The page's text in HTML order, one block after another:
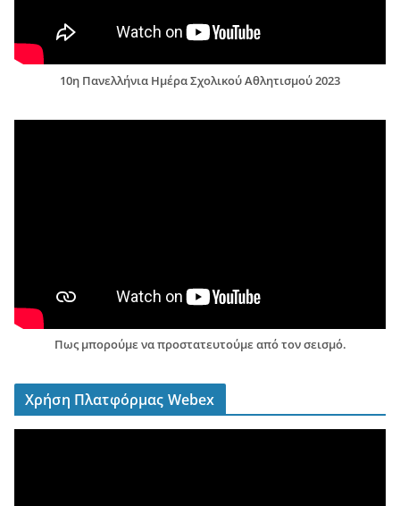
10η Πανελλήνια Ημέρα Σχολικού Αθλητισμού 2023
Πως μπορούμε να προστατευτούμε από τον σεισμό.
Χρήση Πλατφόρμας Webex